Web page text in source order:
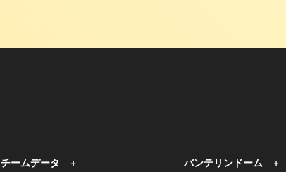
チームデータ
バンテリンドーム